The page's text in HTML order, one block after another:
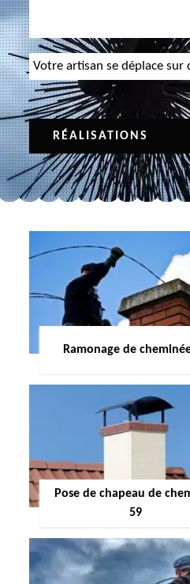
Votre artisan se déplace
RÉALISATIONS
Ramonage de
Pose de chapeau de
59